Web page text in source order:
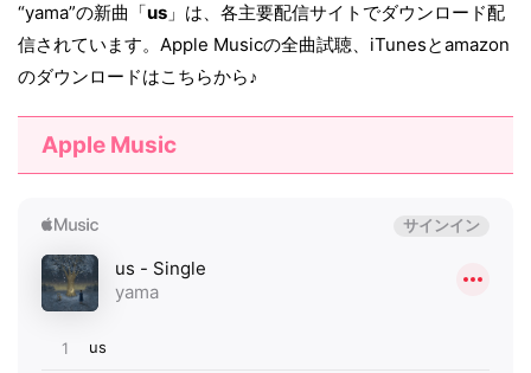
“yama”の新曲「us 」は、各主要配信サイトでダウンロード配
信されています。Apple Musicの全曲試聴、iTunesとamazon
のダウンロードはこちらから♪
Apple Music